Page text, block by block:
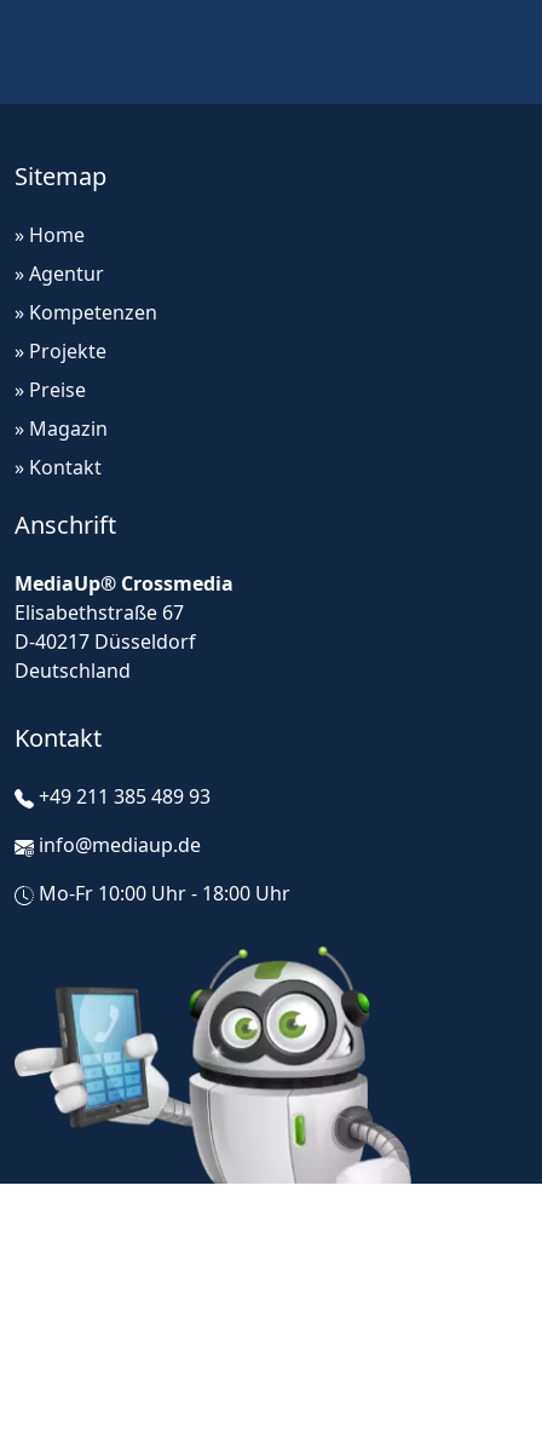
Sitemap
» Home
» Agentur
» Kompetenzen
» Projekte
» Preise
» Magazin
» Kontakt
Anschrift
MediaUp® Crossmedia
Elisabethstraße 67
D-40217 Düsseldorf
Deutschland
Kontakt
+49 211 385 489 93
info@mediaup.de
Mo-Fr 10:00 Uhr - 18:00 Uhr